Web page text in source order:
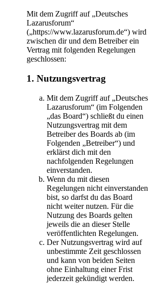
Mit dem Zugriff auf „Deutsches
Lazarusforum“
(„https://www.lazarusforum.de“) wird
zwischen dir und dem Betreiber ein
Vertrag mit folgenden Regelungen
geschlossen:
1. Nutzungsvertrag
Mit dem Zugriff auf „Deutsches
Lazarusforum“ (im Folgenden
„das Board“) schließt du einen
Nutzungsvertrag mit dem
Betreiber des Boards ab (im
Folgenden „Betreiber“) und
erklärst dich mit den
nachfolgenden Regelungen
einverstanden.
Wenn du mit diesen
Regelungen nicht einverstanden
bist, so darfst du das Board
nicht weiter nutzen. Für die
Nutzung des Boards gelten
jeweils die an dieser Stelle
veröffentlichten Regelungen.
Der Nutzungsvertrag wird auf
unbestimmte Zeit geschlossen
und kann von beiden Seiten
ohne Einhaltung einer Frist
jederzeit gekündigt werden.